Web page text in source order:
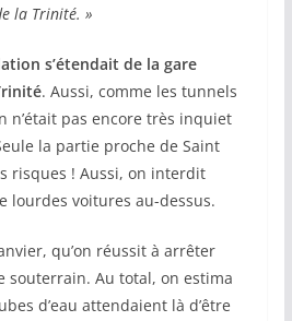
la Trinité. »
s’étendait de la gare
. Aussi, comme les tunnels
n’était pas encore très inquiet
la partie proche de Saint
risques ! Aussi, on interdit
lourdes voitures au-dessus.
qu’on réussit à arrêter
souterrain. Au total, on estima
d’eau attendaient là d’être